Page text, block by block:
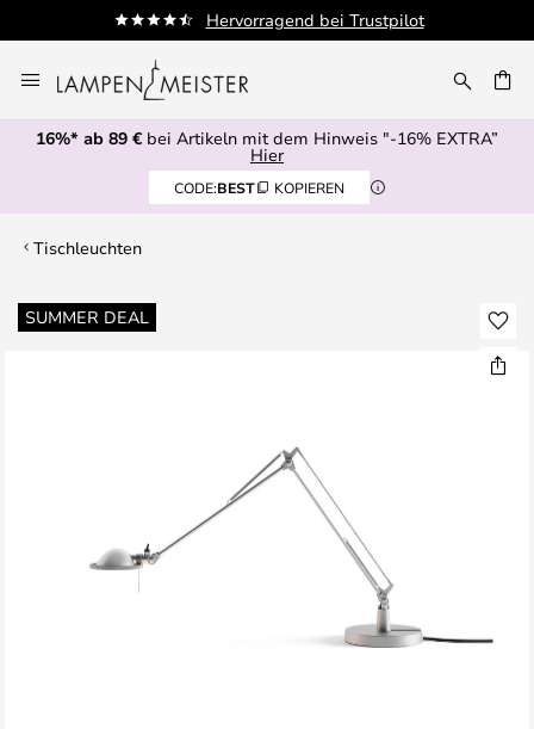
bei Trustpilot Autorisierter
Inhalt
springen
16%* ab 89 € bei Artikeln mit dem Hinweis "-16% EXTRA”
Hier
CODE:BEST KOPIEREN
Tischleuchten
SUMMER DEAL
Zum
Ende